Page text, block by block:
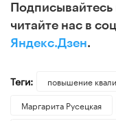
читайте нас в
Яндекс.Дзен.
Теги: повышение
Маргарита Русецкая